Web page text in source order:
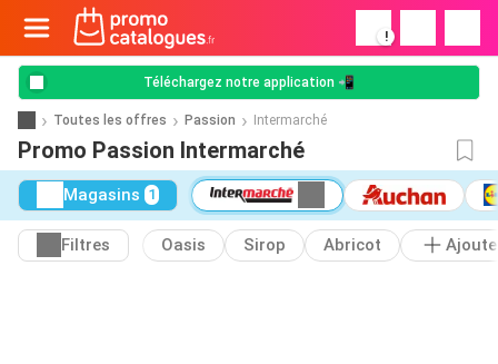
!
Téléchargez notre application 📲
Toutes les offres Passion Intermarché
Promo Passion Intermarché
Magasins 1
Filtres Oasis Sirop Abricot